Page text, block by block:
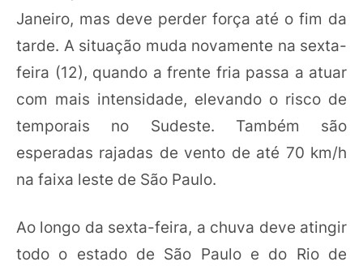
Janeiro, mas deve perder força até o fim da
tarde. A situação muda novamente na sexta-
feira (12), quando a frente fria passa a atuar
com mais intensidade, elevando o risco de
temporais no Sudeste. Também são
esperadas rajadas de vento de até 70 km/h
na faixa leste de São Paulo.
Ao longo da sexta-feira, a chuva deve atingir
todo o estado de São Paulo e do Rio de